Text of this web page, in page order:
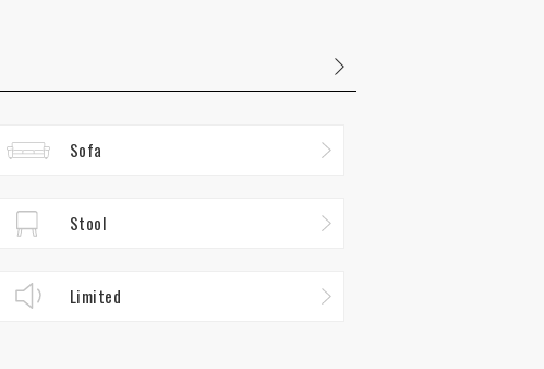
Sofa
Stool
Limited